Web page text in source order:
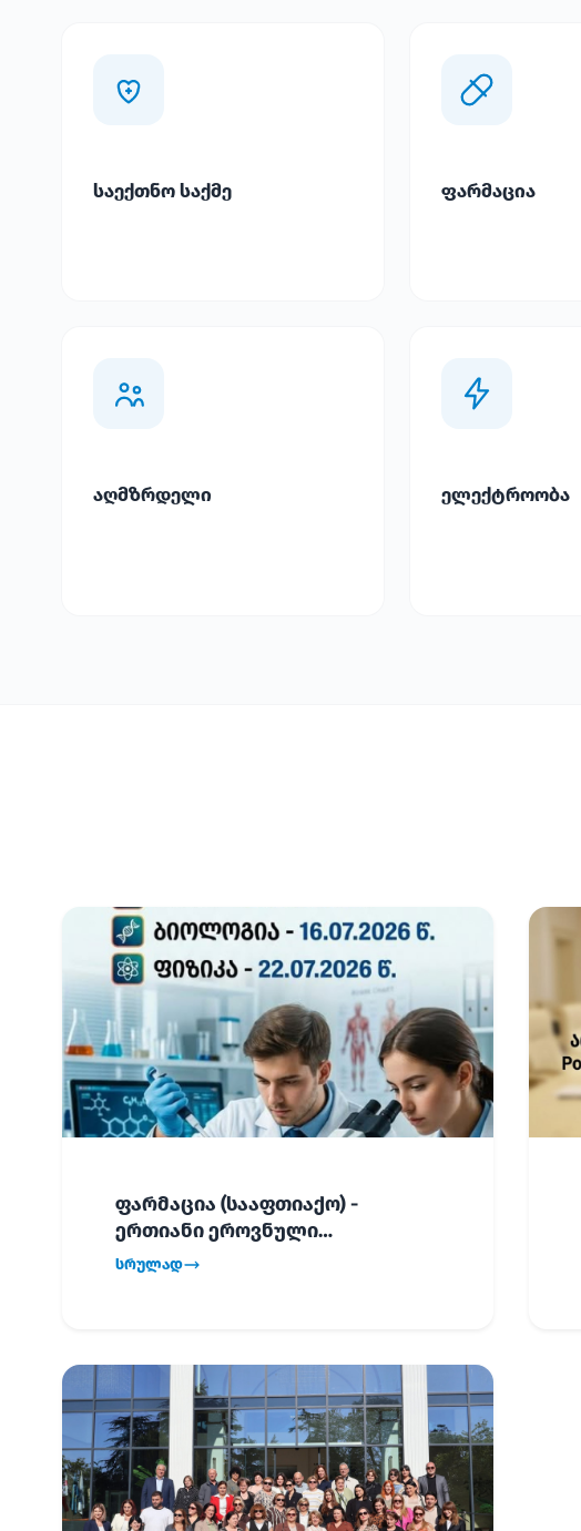
საექთნო საქმე ფარმაცია
აღმზრდელი ელექტროობა
ფარმაცია (სააფთიაქო) -
ერთიანი ეროვნული
გამოცდების განრიგი!
სრულად